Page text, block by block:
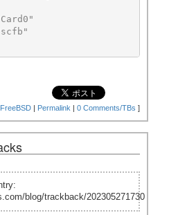
FreeBSD | Permalink | 0 Comments/TBs ]
blog/trackback/202305271730